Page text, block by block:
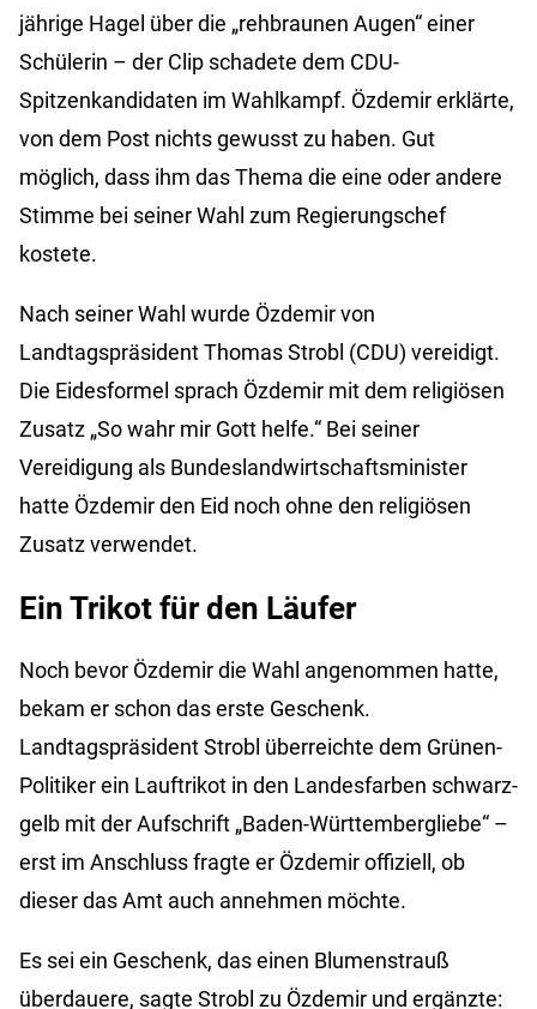
jährige Hagel über die „rehbraunen Augen“ einer
Schülerin – der Clip schadete dem CDU-
Spitzenkandidaten im Wahlkampf. Özdemir erklärte,
von dem Post nichts gewusst zu haben. Gut
möglich, dass ihm das Thema die eine oder andere
Stimme bei seiner Wahl zum Regierungschef
kostete.
Nach seiner Wahl wurde Özdemir von
Landtagspräsident Thomas Strobl (CDU) vereidigt.
Die Eidesformel sprach Özdemir mit dem religiösen
Zusatz „So wahr mir Gott helfe.“ Bei seiner
Vereidigung als Bundeslandwirtschaftsminister
hatte Özdemir den Eid noch ohne den religiösen
Zusatz verwendet.
Ein Trikot für den Läufer
Noch bevor Özdemir die Wahl angenommen hatte,
bekam er schon das erste Geschenk.
Landtagspräsident Strobl überreichte dem Grünen-
Politiker ein Lauftrikot in den Landesfarben schwarz-
gelb mit der Aufschrift „Baden-Württembergliebe“ –
erst im Anschluss fragte er Özdemir offiziell, ob
dieser das Amt auch annehmen möchte.
Es sei ein Geschenk, das einen Blumenstrauß
überdauere, sagte Strobl zu Özdemir und ergänzte: